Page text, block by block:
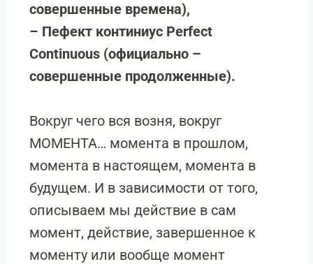
совершенные времена),
– Пефект континиус Perfect
Continuous (официально –
совершенные продолженные).
Вокруг чего вся возня, вокруг
МОМЕНТА… момента в прошлом,
момента в настоящем, момента в
будущем. И в зависимости от того,
описываем мы действие в сам
момент, действие, завершенное к
моменту или вообще момент